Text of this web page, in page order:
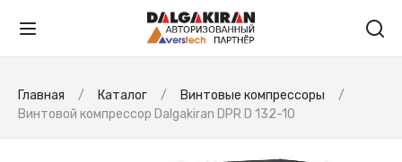
Главная Каталог
Винтовые компрессоры
Винтовой компрессор Dalgakiran DPR D 132-10